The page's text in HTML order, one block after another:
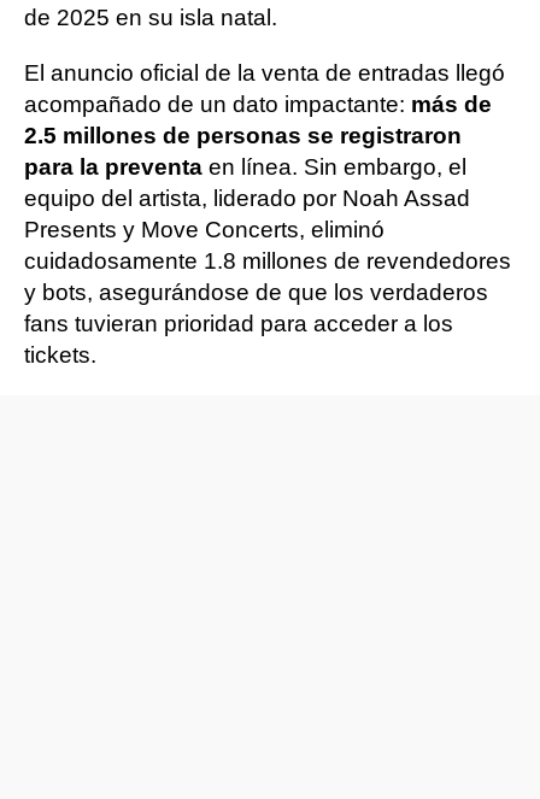
de 2025 en su isla natal.
El anuncio oficial de la venta de entradas llegó
acompañado de un dato impactante: más de
2.5 millones de personas se registraron
para la preventa en línea. Sin embargo, el
equipo del artista, liderado por Noah Assad
Presents y Move Concerts, eliminó
cuidadosamente 1.8 millones de revendedores
y bots, asegurándose de que los verdaderos
fans tuvieran prioridad para acceder a los
tickets.